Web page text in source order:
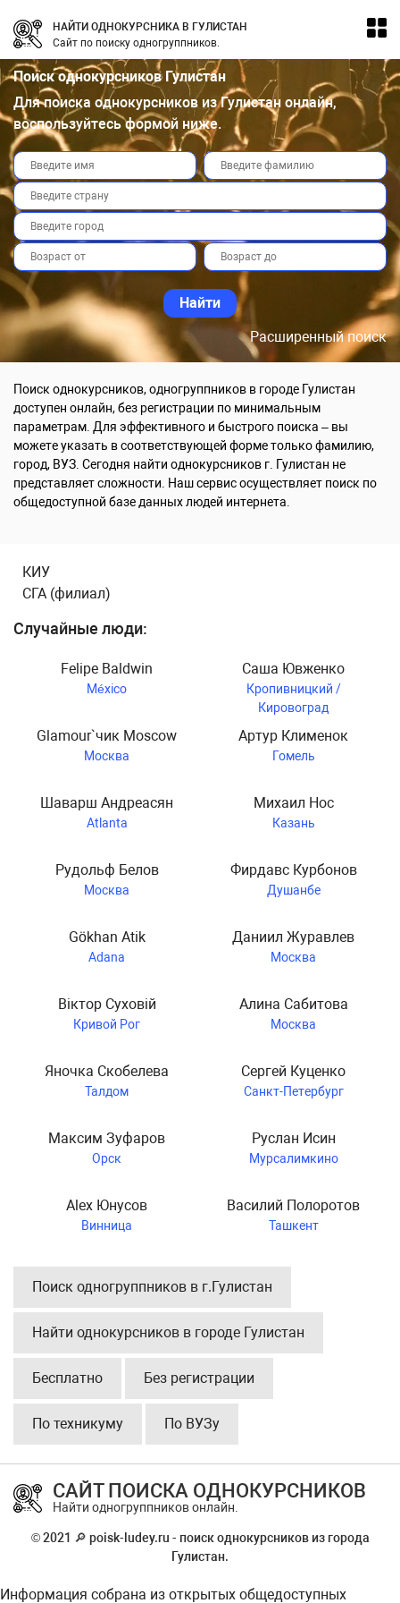
НАЙТИ ОДНОКУРСНИКА В ГУЛИСТАН
Сайт по поиску одногруппников.
Поиск однокурсников Гулистан
Для поиска однокурсников из Гулистан онлайн,
воспользуйтесь формой ниже.
Расширенный поиск
Поиск однокурсников, одногруппников в городе Гулистан
доступен онлайн, без регистрации по минимальным
параметрам. Для эффективного и быстрого поиска – вы
можете указать в соответствующей форме только фамилию,
город, ВУЗ. Сегодня найти однокурсников г. Гулистан не
представляет сложности. Наш сервис осуществляет поиск по
общедоступной базе данных людей интернета.
КИУ
СГА (филиал)
Случайные люди:
Felipe Baldwin
México
Саша Ювженко
Кропивницкий /
Кировоград
Glamour`чик Moscow
Москва
Артур Клименок
Гомель
Шаварш Андреасян
Atlanta
Михаил Нос
Казань
Рудольф Белов
Москва
Фирдавс Курбонов
Душанбе
Gökhan Atik
Adana
Даниил Журавлев
Москва
Віктор Суховій
Кривой Рог
Алина Сабитова
Москва
Яночка Скобелева
Талдом
Сергей Куценко
Санкт-Петербург
Максим Зуфаров
Орск
Руслан Исин
Мурсалимкино
Alex Юнусов
Винница
Василий Полоротов
Ташкент
Поиск одногруппников в г.Гулистан
Найти однокурсников в городе Гулистан
Бесплатно Без регистрации
По техникуму По ВУЗу
САЙТ ПОИСКА ОДНОКУРСНИКОВ
Найти одногруппников онлайн.
© 2021 🔎 poisk-ludey.ru - поиск однокурсников из города
Гулистан.
Информация собрана из открытых общедоступных